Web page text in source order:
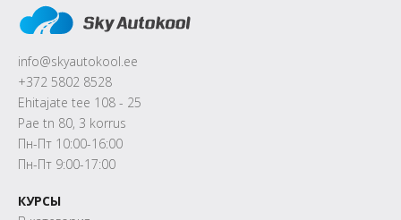
info@skyautokool.ee
+372 5802 8528
Ehitajate tee 108 - 25
Pae tn 80, 3 korrus
Пн-Пт 10:00-16:00
Пн-Пт 9:00-17:00
КУРСЫ